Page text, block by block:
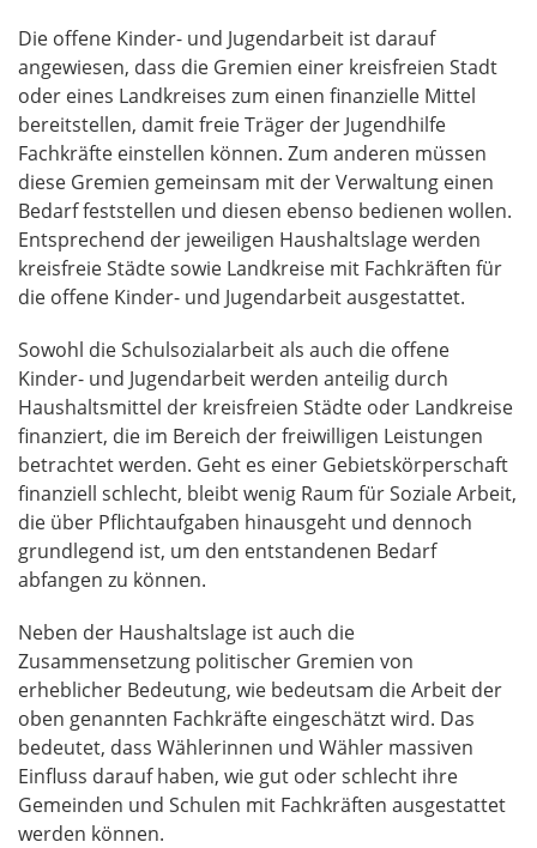
Die offene Kinder- und Jugendarbeit ist darauf
angewiesen, dass die Gremien einer kreisfreien Stadt
oder eines Landkreises zum einen finanzielle Mittel
bereitstellen, damit freie Träger der Jugendhilfe
Fachkräfte einstellen können. Zum anderen müssen
diese Gremien gemeinsam mit der Verwaltung einen
Bedarf feststellen und diesen ebenso bedienen wollen.
Entsprechend der jeweiligen Haushaltslage werden
kreisfreie Städte sowie Landkreise mit Fachkräften für
die offene Kinder- und Jugendarbeit ausgestattet.
Sowohl die Schulsozialarbeit als auch die offene
Kinder- und Jugendarbeit werden anteilig durch
Haushaltsmittel der kreisfreien Städte oder Landkreise
finanziert, die im Bereich der freiwilligen Leistungen
betrachtet werden. Geht es einer Gebietskörperschaft
finanziell schlecht, bleibt wenig Raum für Soziale Arbeit,
die über Pflichtaufgaben hinausgeht und dennoch
grundlegend ist, um den entstandenen Bedarf
abfangen zu können.
Neben der Haushaltslage ist auch die
Zusammensetzung politischer Gremien von
erheblicher Bedeutung, wie bedeutsam die Arbeit der
oben genannten Fachkräfte eingeschätzt wird. Das
bedeutet, dass Wählerinnen und Wähler massiven
Einfluss darauf haben, wie gut oder schlecht ihre
Gemeinden und Schulen mit Fachkräften ausgestattet
werden können.